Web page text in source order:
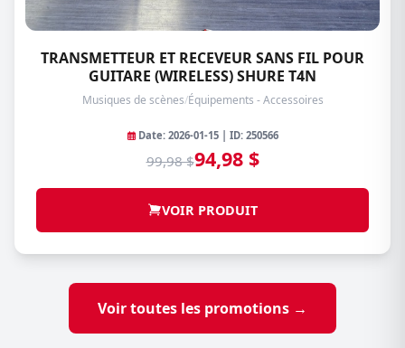
TRANSMETTEUR ET RECEVEUR SANS FIL POUR
GUITARE (WIRELESS) SHURE T4N
Musiques de scènes/Équipements - Accessoires
Date: 2026-01-15 | ID: 250566
99,98 $94,98 $
VOIR PRODUIT
Voir toutes les promotions →